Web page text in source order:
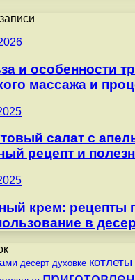
и особенности
массажа и
салат с
рецепт и
крем: рецепты
в
десерт духовке котлеты